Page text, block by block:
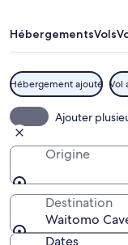
HébergementsVols
Hébergement ajouté Vol
Ajouter
Origine
Destination
Waitomo
Dates